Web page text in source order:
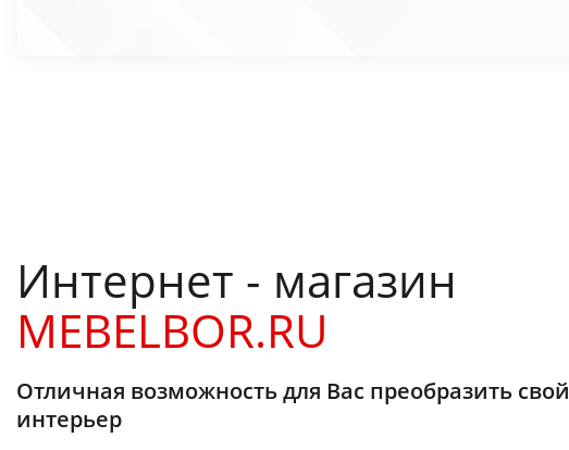
Интернет - магазин
MEBELBOR.RU
Отличная возможность для Вас преобразить свой
интерьер